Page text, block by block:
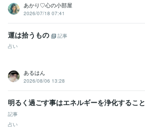
あかり♡心の小部屋
2026/07/18 07:41
運は拾うもの
記事
占い
あるはん
2026/08/06 13:28
明るく過ごす事はエネルギーを浄化すること
記事
占い